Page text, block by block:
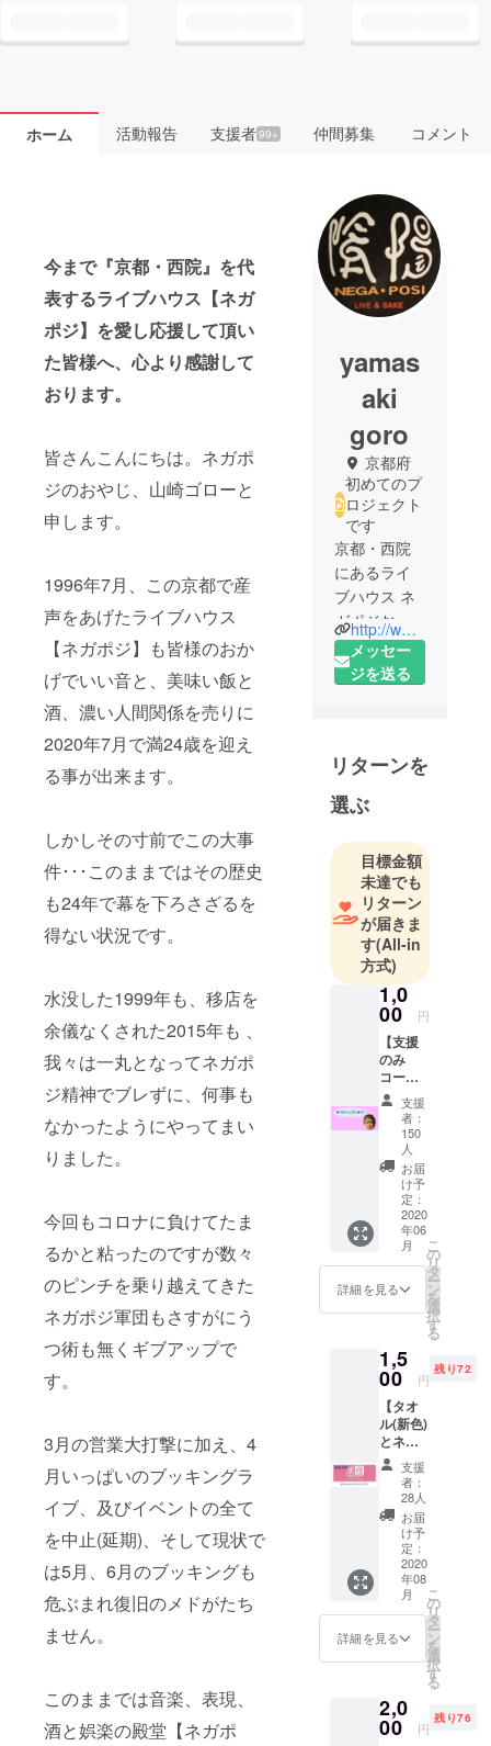
ホーム 活動報告 支援者99+ 仲間募集 コメント
今まで『京都・西院』を代
表するライブハウス【ネガ
ポジ】を愛し応援して頂い
た皆様へ、心より感謝して
おります。
皆さんこんにちは。ネガポ
ジのおやじ、山崎ゴローと
申します。
1996年7月、この京都で産
声をあげたライブハウス
【ネガポジ】も皆様のおか
げでいい音と、美味い飯と
酒、濃い人間関係を売りに
2020年7月で満24歳を迎え
る事が出来ます。
しかしその寸前でこの大事
件･･･このままではその歴史
も24年で幕を下ろさざるを
得ない状況です。
水没した1999年も、移店を
余儀なくされた2015年も 、
我々は一丸となってネガポ
ジ精神でブレずに、何事も
なかったようにやってまい
りました。
今回もコロナに負けてたま
るかと粘ったのですが数々
のピンチを乗り越えてきた
ネガポジ軍団もさすがにう
つ術も無くギブアップで
す。
3月の営業大打撃に加え、4
月いっぱいのブッキングラ
イブ、及びイベントの全て
を中止(延期)、そして現状で
は5月、6月のブッキングも
危ぶまれ復旧のメドがたち
ません。
このままでは音楽、表現、
酒と娯楽の殿堂【ネガポ
yamas
aki
goro
京都府
初めてのプ
ロジェクト
です
京都・西院
にあるライ
ブハウス ネ
ガポジおや
じ、山崎ゴ
ローです。
http://www.negaposi.net/index.html
メッセー
ジを送る
リターンを
選ぶ
目標金額
未達でも
リターン
が届きま
す(All-in
方式)
1,0
00 円
【支援
のみ
コー
ス】 支
援して
くだ
さった
方の
メール
アドレ
スにお
礼の
メッ
セージ
を送ら
支援
者：
150
人
お届
け予
定：
2020
年06
月
詳細を見る
こ
の
リ
タ
ー
ン
を
選
択
す
る
1,5
00 円
残り72
【タオ
ル(新色)
とネガ
ポジス
テッ
カー1枚
セッ
ト】 好
評につ
きリ
ターン
追加復
活です!!
＊ネガ
ポジス
テッ
円形と
長方形
のどち
支援
者：
28人
お届
け予
定：
2020
年08
月
詳細を見る
こ
の
リ
タ
ー
ン
を
選
択
す
る
2,0
00 円
残り76